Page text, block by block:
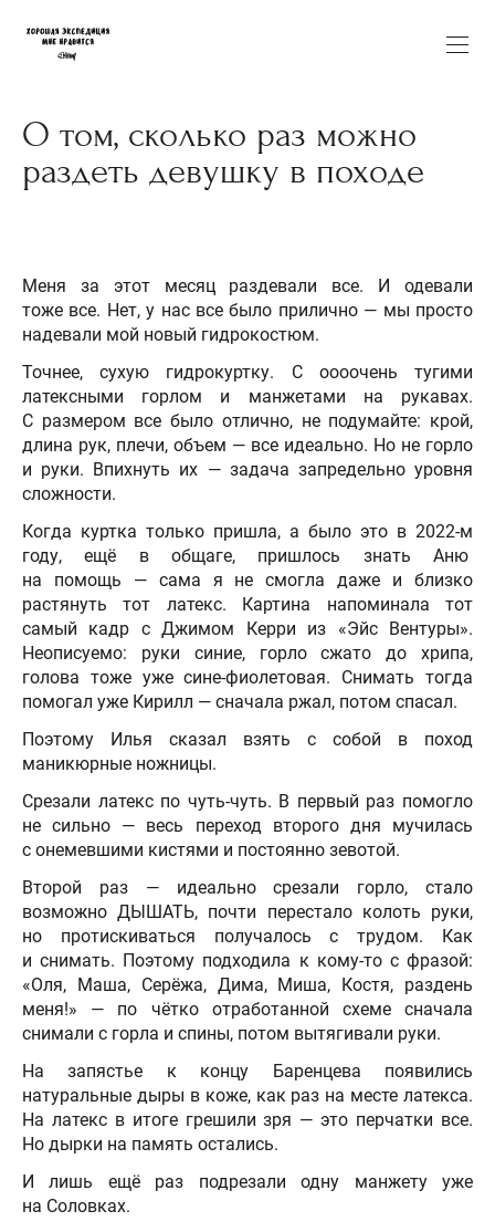
О том, сколько раз можно
раздеть девушку в походе
Меня за этот месяц раздевали все. И одевали
тоже все. Нет, у нас все было прилично — мы просто
надевали мой новый гидрокостюм.
Точнее, сухую гидрокуртку. С оооочень тугими
латексными горлом и манжетами на рукавах.
С размером все было отлично, не подумайте: крой,
длина рук, плечи, объем — все идеально. Но не горло
и руки. Впихнуть их — задача запредельно уровня
сложности.
Когда куртка только пришла, а было это в 2022-м
году, ещё в общаге, пришлось знать Аню
на помощь — сама я не смогла даже и близко
растянуть тот латекс. Картина напоминала тот
самый кадр с Джимом Керри из «Эйс Вентуры».
Неописуемо: руки синие, горло сжато до хрипа,
голова тоже уже сине-фиолетовая. Снимать тогда
помогал уже Кирилл — сначала ржал, потом спасал.
Поэтому Илья сказал взять с собой в поход
маникюрные ножницы.
Срезали латекс по чуть-чуть. В первый раз помогло
не сильно — весь переход второго дня мучилась
с онемевшими кистями и постоянно зевотой.
Второй раз — идеально срезали горло, стало
возможно ДЫШАТЬ, почти перестало колоть руки,
но протискиваться получалось с трудом. Как
и снимать. Поэтому подходила к кому-то с фразой:
«Оля, Маша, Серёжа, Дима, Миша, Костя, раздень
меня!» — по чётко отработанной схеме сначала
снимали с горла и спины, потом вытягивали руки.
На запястье к концу Баренцева появились
натуральные дыры в коже, как раз на месте латекса.
На латекс в итоге грешили зря — это перчатки все.
Но дырки на память остались.
И лишь ещё раз подрезали одну манжету уже
на Соловках.